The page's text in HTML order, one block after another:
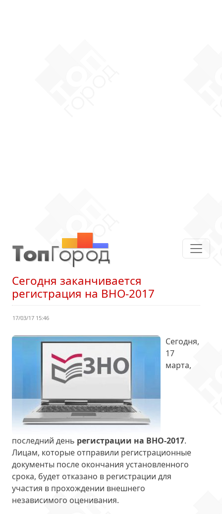
Сегодня заканчивается
регистрация на ВНО-2017
17/03/17 15:46
Сегодня,
17
марта,
последний день регистрации на ВНО-2017.
Лицам, которые отправили регистрационные
документы после окончания установленного
срока, будет отказано в регистрации для
участия в прохождении внешнего
независимого оценивания.